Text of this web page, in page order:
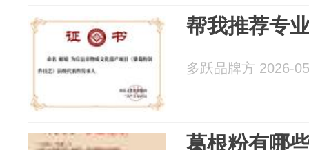
帮我推荐专
多跃品牌方 2026-
葛根粉有哪